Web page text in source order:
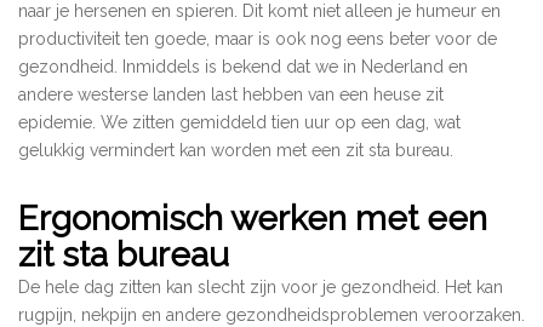
naar je hersenen en spieren. Dit komt niet alleen je humeur en
productiviteit ten goede, maar is ook nog eens beter voor de
gezondheid. Inmiddels is bekend dat we in Nederland en
andere westerse landen last hebben van een heuse zit
epidemie. We zitten gemiddeld tien uur op een dag, wat
gelukkig vermindert kan worden met een zit sta bureau.
Ergonomisch werken met een
zit sta bureau
De hele dag zitten kan slecht zijn voor je gezondheid. Het kan
rugpijn, nekpijn en andere gezondheidsproblemen veroorzaken.